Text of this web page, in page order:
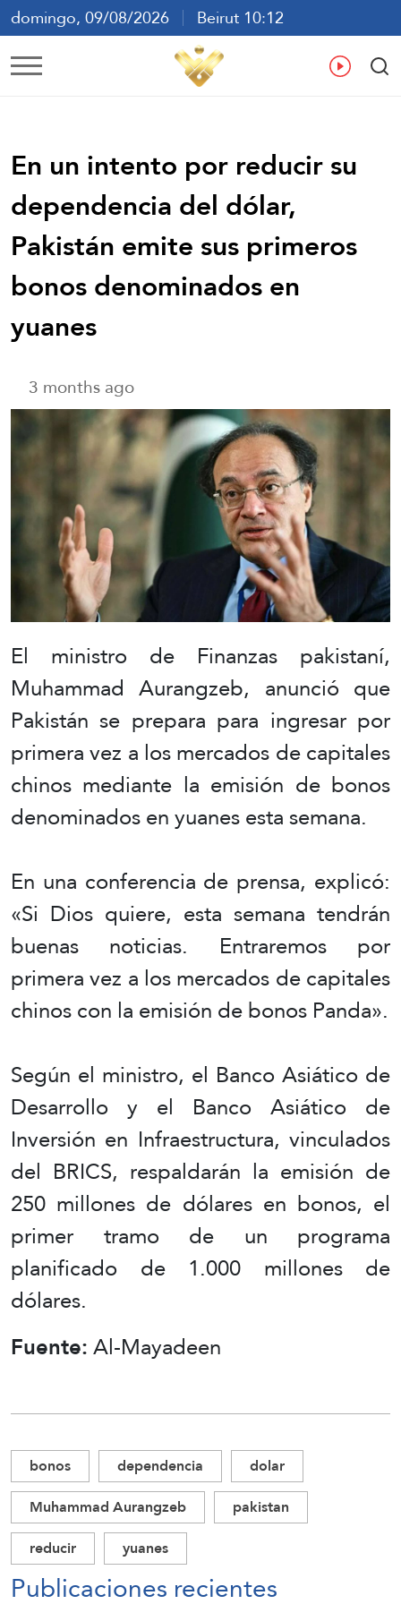
domingo, 09/08/2026
Beirut 10:12
ع En
En un intento por reducir su
dependencia del dólar,
Pakistán emite sus primeros
bonos denominados en
yuanes
3 months ago
El ministro de Finanzas pakistaní,
Muhammad Aurangzeb, anunció que
Pakistán se prepara para ingresar por
primera vez a los mercados de capitales
chinos mediante la emisión de bonos
denominados en yuanes esta semana.
En una conferencia de prensa, explicó:
«Si Dios quiere, esta semana tendrán
buenas noticias. Entraremos por
primera vez a los mercados de capitales
chinos con la emisión de bonos Panda».
Según el ministro, el Banco Asiático de
Desarrollo y el Banco Asiático de
Inversión en Infraestructura, vinculados
del BRICS, respaldarán la emisión de
250 millones de dólares en bonos, el
primer tramo de un programa
planificado de 1.000 millones de
dólares.
Fuente:Al-Mayadeen
bonos dependencia
dolar
Muhammad Aurangzeb
pakistan
reducir
yuanes
Publicaciones recientes